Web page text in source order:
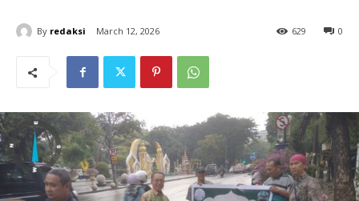
By redaksi March 12, 2026 0
629